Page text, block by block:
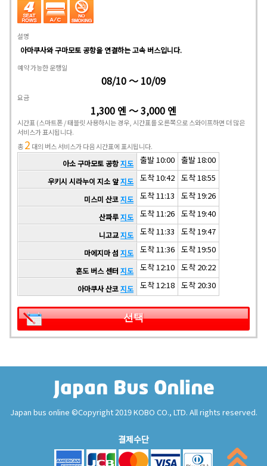
설명
아마쿠사와 구마모토 공항을 연결하는 고속 버스입니다.
예약 가능한 운행일
08/10 ～ 10/09
요금
1,300 엔 ～ 3,000 엔
시간표 (스마트폰 / 태블릿 사용하시는 경우, 시간표를 오른쪽으로 스와이프하면 더 많은
서비스가 표시됩니다.
총2 대의 버스 서비스가 다음 시간표에 표시됩니다.
아소 구마모토 공항지도 출발 10:00 출발 18:00
우키시 시라누이 지소 앞지도 도착 10:42 도착 18:55
미스미 산코지도 도착 11:13 도착 19:26
산파루지도 도착 11:26 도착 19:40
니고교지도 도착 11:33 도착 19:47
마에지마 섬 지도 도착 11:36 도착 19:50
혼도 버스 센터 지도 도착 12:10 도착 20:22
아마쿠사 산코지도 도착 12:18 도착 20:30
선택
Japan bus online ©Copyright 2019 KOBO CO., LTD. All rights reserved.
결제수단